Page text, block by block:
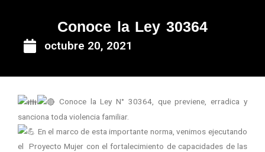
Conoce la Ley 30364
octubre 20, 2021
Conoce la Ley N° 30364, que previene, erradica y
sanciona toda violencia familiar.
En el marco de esta importante norma, venimos ejecutando
el Proyecto Mujer con el fortalecimiento de capacidades de las